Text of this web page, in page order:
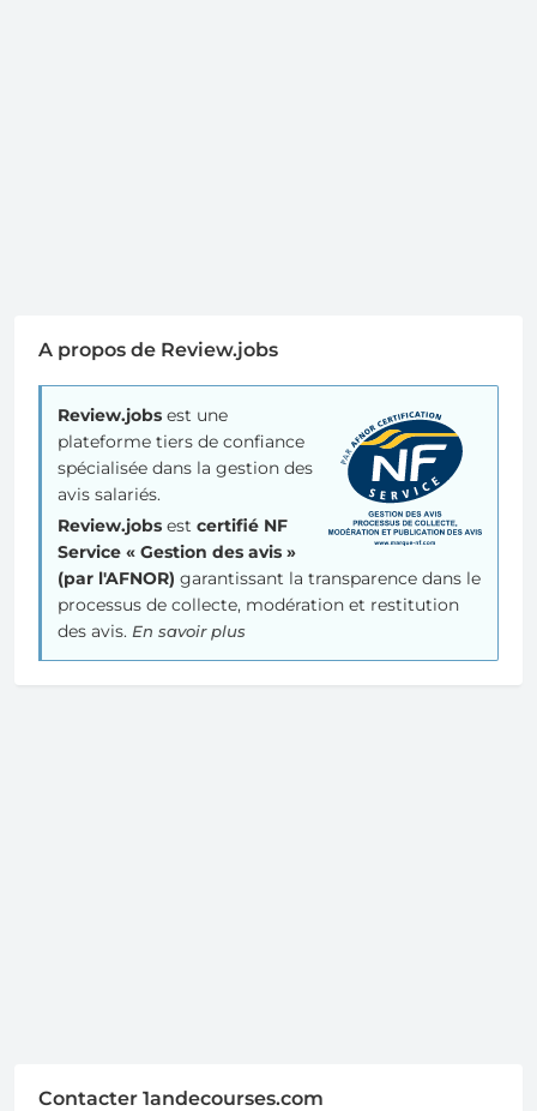
A propos de Review.jobs
Review.jobs est une
plateforme tiers de confiance
spécialisée dans la gestion des
avis salariés.
Review.jobs est certifié NF
Service « Gestion des avis »
(par l'AFNOR) garantissant la transparence dans le
processus de collecte, modération et restitution
des avis. En savoir plus
Contacter 1andecourses.com